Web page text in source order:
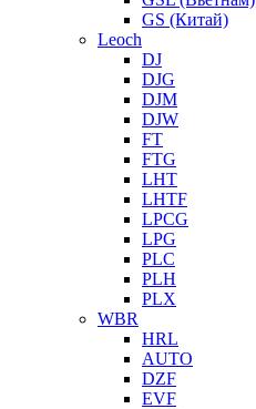
GS (Китай)
Leoch
DJ
DJG
DJM
DJW
FT
FTG
LHT
LHTF
LPCG
LPG
PLC
PLH
PLX
WBR
HRL
AUTO
DZF
EVF